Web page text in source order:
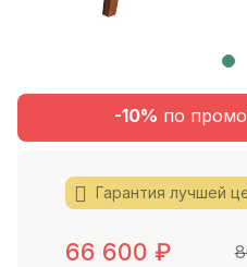
-10% по
Гарантия лучшей
66 600 ₽